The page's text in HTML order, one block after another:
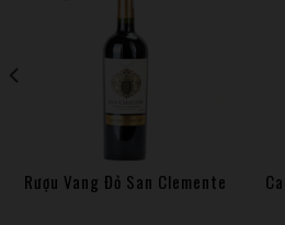
Rượu Vang Đỏ San Clemente